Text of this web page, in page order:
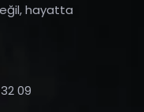
hayatta
09